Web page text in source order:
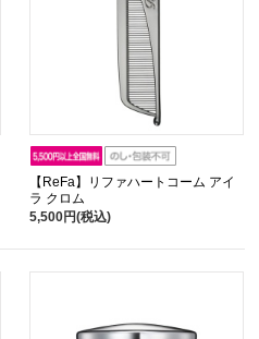
【ReFa】リファハートコーム アイ
ラ クロム
5,500円(税込)